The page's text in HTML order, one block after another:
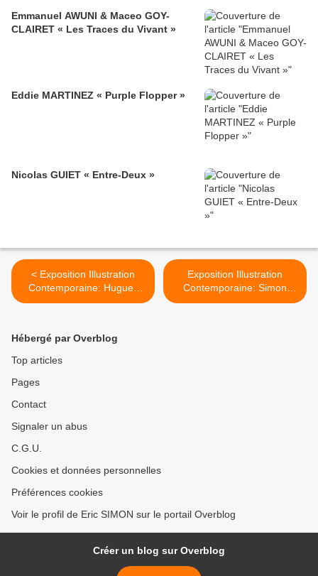
Emmanuel AWUNI & Maceo GOY-
CLAIRET « Les Traces du Vivant »
Eddie MARTINEZ « Purple Flopper »
Nicolas GUIET « Entre-Deux »
< Exposition Illustration
Contemporaine: Hugues
MICOL « whisky »
Exposition Illustration
Contemporaine: Simon
ROUSSIN "Rio Grande" >
Hébergé par Overblog
Top articles
Pages
Contact
Signaler un abus
C.G.U.
Cookies et données personnelles
Préférences cookies
Voir le profil de Eric SIMON sur le portail Overblog
Créer un blog sur Overblog